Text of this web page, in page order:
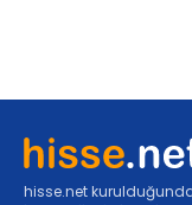
hisse.net